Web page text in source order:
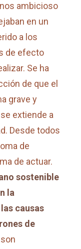
ambicioso
en un
a los
de efecto
Se ha
de que el
grave y
extiende a
Desde todos
de
de actuar.
sostenible
la
causas
de